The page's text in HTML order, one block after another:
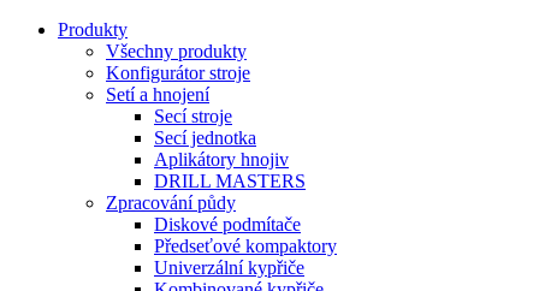
Produkty
Všechny produkty
Konfigurátor stroje
Setí a hnojení
Secí stroje
Secí jednotka
Aplikátory hnojiv
DRILL MASTERS
Zpracování půdy
Diskové podmítače
Předseťové kompaktory
Univerzální kypřiče